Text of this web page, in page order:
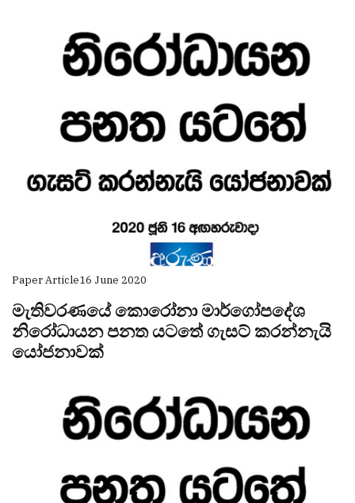
Paper Article16 June 2020
මැතිවරණයේ කොරෝනා මාර්ගෝපදේශ
නිරෝධායන පනත යටතේ ගැසට් කරන්නැයි
යෝජනාවක්